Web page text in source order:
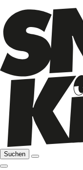
Suchen